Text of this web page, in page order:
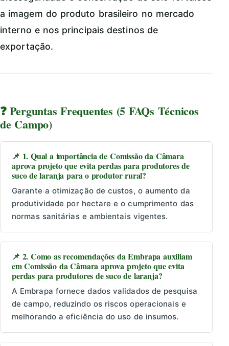
a imagem do produto brasileiro no mercado
interno e nos principais destinos de
exportação.
❓ Perguntas Frequentes (5 FAQs Técnicos
de Campo)
📌 1. Qual a importância de Comissão da Câmara
aprova projeto que evita perdas para produtores de
suco de laranja para o produtor rural?
Garante a otimização de custos, o aumento da
produtividade por hectare e o cumprimento das
normas sanitárias e ambientais vigentes.
📌 2. Como as recomendações da Embrapa auxiliam
em Comissão da Câmara aprova projeto que evita
perdas para produtores de suco de laranja?
A Embrapa fornece dados validados de pesquisa
de campo, reduzindo os riscos operacionais e
melhorando a eficiência do uso de insumos.